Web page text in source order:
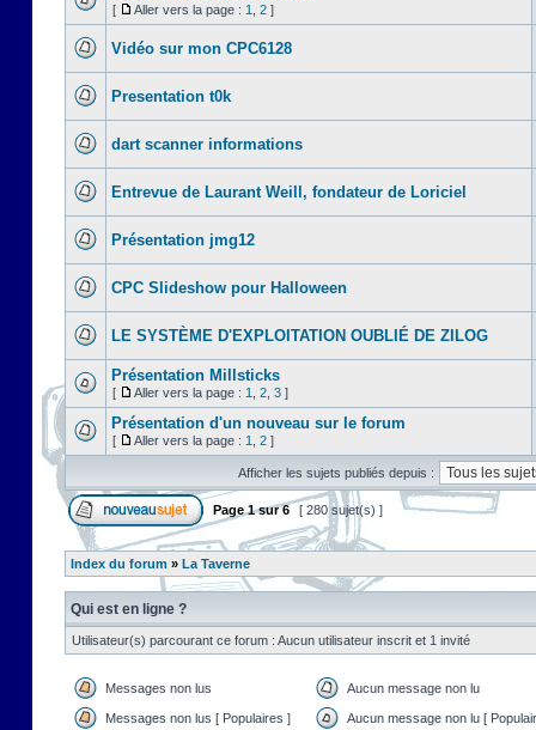
[ Aller vers la page : 1 2 ]
Vidéo sur mon CPC6128
Presentation t0k
dart scanner informations
Entrevue de Laurant Weill, fondateur de Loriciel
Présentation jmg12
CPC Slideshow pour Halloween
LE SYSTÈME D'EXPLOITATION OUBLIÉ DE ZILOG
Présentation Millsticks
[ Aller vers la page : 1 2 3 ]
Présentation d'un nouveau sur le forum
[ Aller vers la page : 1 2 ]
Afficher les sujets publiés depuis :
Page1sur6 [ 280 sujet(s) ]
Index du forum » La Taverne
Qui est en ligne ?
Utilisateur(s) parcourant ce forum : Aucun utilisateur inscrit et 1 invité
Messages non lus Aucun message non lu
Messages non lus [ Populaires ] Aucun message non lu [